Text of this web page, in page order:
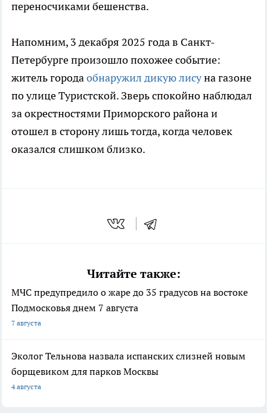
переносчиками бешенства.
Напомним, 3 декабря 2025 года в Санкт-
Петербурге произошло похожее событие:
житель городаобнаружил дикую лисуна газоне
по улице Туристской. Зверь спокойно наблюдал
за окрестностями Приморского района и
отошел в сторону лишь тогда, когда человек
оказался слишком близко.
Читайте также:
МЧС предупредило о жаре до 35 градусов на востоке
Подмосковья днем 7 августа
7 августа
Эколог Тельнова назвала испанских слизней новым
борщевиком для парков Москвы
4 августа